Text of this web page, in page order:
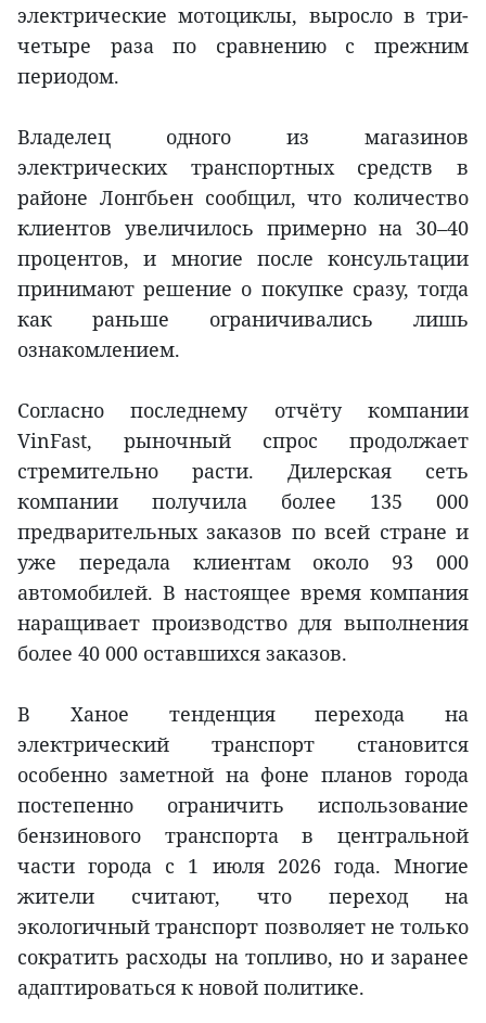
электрические мотоциклы, выросло в три-
четыре раза по сравнению с прежним
периодом.
Владелец одного из магазинов
электрических транспортных средств в
районе Лонгбьен сообщил, что количество
клиентов увеличилось примерно на 30–40
процентов, и многие после консультации
принимают решение о покупке сразу, тогда
как раньше ограничивались лишь
ознакомлением.
Согласно последнему отчёту компании
VinFast, рыночный спрос продолжает
стремительно расти. Дилерская сеть
компании получила более 135 000
предварительных заказов по всей стране и
уже передала клиентам около 93 000
автомобилей. В настоящее время компания
наращивает производство для выполнения
более 40 000 оставшихся заказов.
В Ханое тенденция перехода на
электрический транспорт становится
особенно заметной на фоне планов города
постепенно ограничить использование
бензинового транспорта в центральной
части города с 1 июля 2026 года. Многие
жители считают, что переход на
экологичный транспорт позволяет не только
сократить расходы на топливо, но и заранее
адаптироваться к новой политике.